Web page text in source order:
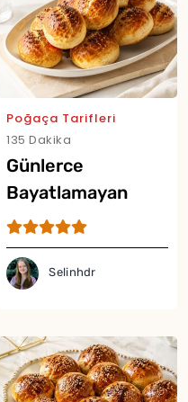
Poğaça Tarifleri
135 Dakika
Günlerce
Bayatlamayan
Yumuşacık Poğaça
Tarifi
Selinhdr